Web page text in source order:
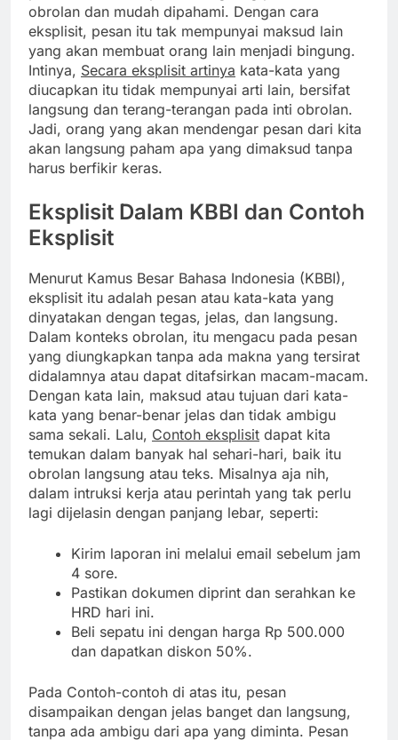
obrolan dan mudah dipahami. Dengan cara
eksplisit, pesan itu tak mempunyai maksud lain
yang akan membuat orang lain menjadi bingung.
Intinya, Secara eksplisit artinya kata-kata yang
diucapkan itu tidak mempunyai arti lain, bersifat
langsung dan terang-terangan pada inti obrolan.
Jadi, orang yang akan mendengar pesan dari kita
akan langsung paham apa yang dimaksud tanpa
harus berfikir keras.
Eksplisit Dalam KBBI dan Contoh
Eksplisit
Menurut Kamus Besar Bahasa Indonesia (KBBI),
eksplisit itu adalah pesan atau kata-kata yang
dinyatakan dengan tegas, jelas, dan langsung.
Dalam konteks obrolan, itu mengacu pada pesan
yang diungkapkan tanpa ada makna yang tersirat
didalamnya atau dapat ditafsirkan macam-macam.
Dengan kata lain, maksud atau tujuan dari kata-
kata yang benar-benar jelas dan tidak ambigu
sama sekali. Lalu, Contoh eksplisit dapat kita
temukan dalam banyak hal sehari-hari, baik itu
obrolan langsung atau teks. Misalnya aja nih,
dalam intruksi kerja atau perintah yang tak perlu
lagi dijelasin dengan panjang lebar, seperti:
Kirim laporan ini melalui email sebelum jam
4 sore.
Pastikan dokumen diprint dan serahkan ke
HRD hari ini.
Beli sepatu ini dengan harga Rp 500.000
dan dapatkan diskon 50%.
Pada Contoh-contoh di atas itu, pesan
disampaikan dengan jelas banget dan langsung,
tanpa ada ambigu dari apa yang diminta. Pesan